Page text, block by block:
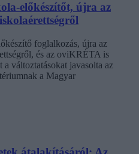
előkészítőt, újra az
foglalkozás, újra az
és az oviKRÉTA is
változtatásokat javasolta az
a Magyar